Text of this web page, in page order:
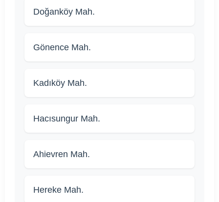
Doğanköy Mah.
Gönence Mah.
Kadıköy Mah.
Hacısungur Mah.
Ahievren Mah.
Hereke Mah.